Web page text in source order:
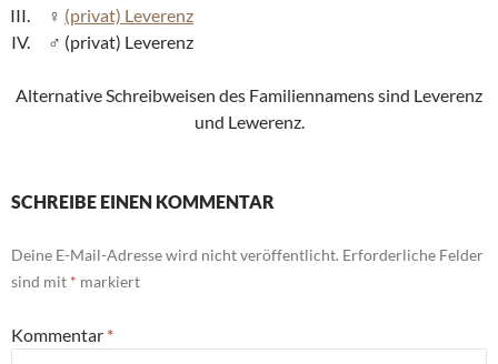
(privat) Leverenz
(privat) Leverenz
Alternative Schreibweisen des Familiennamens sind Leverenz
und Lewerenz.
SCHREIBE EINEN KOMMENTAR
Deine E-Mail-Adresse wird nicht veröffentlicht. Erforderliche Felder
sind mit * markiert
Kommentar *